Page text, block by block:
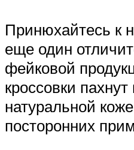
Принюхайтесь к
еще один
фейковой
кроссовки
натуральной
посторонних